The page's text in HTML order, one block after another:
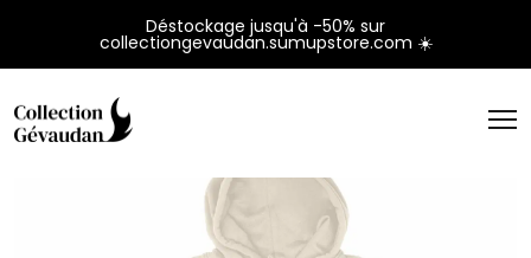
Déstockage jusqu'à -50% sur
collectiongevaudan.sumupstore.com ☀️
Panneau de gestion des cookies